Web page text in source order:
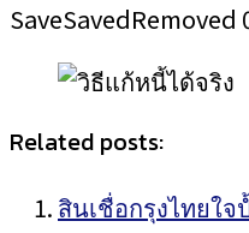
SaveSavedRemoved
Related posts:
สินเชื่อกรุงไทยใ